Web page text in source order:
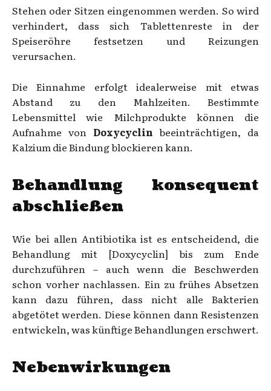
Stehen oder Sitzen eingenommen werden. So wird
verhindert, dass sich Tablettenreste in der
Speiseröhre festsetzen und Reizungen
verursachen.
Die Einnahme erfolgt idealerweise mit etwas
Abstand zu den Mahlzeiten. Bestimmte
Lebensmittel wie Milchprodukte können die
Aufnahme von Doxycyclin beeinträchtigen, da
Kalzium die Bindung blockieren kann.
Behandlung konsequent
abschließen
Wie bei allen Antibiotika ist es entscheidend, die
Behandlung mit [Doxycyclin] bis zum Ende
durchzuführen – auch wenn die Beschwerden
schon vorher nachlassen. Ein zu frühes Absetzen
kann dazu führen, dass nicht alle Bakterien
abgetötet werden. Diese können dann Resistenzen
entwickeln, was künftige Behandlungen erschwert.
Nebenwirkungen